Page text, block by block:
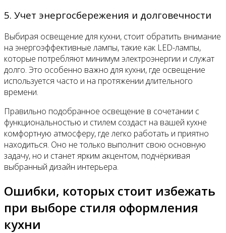
5. Учет энергосбережения и долговечности
Выбирая освещение для кухни, стоит обратить внимание
на энергоэффективные лампы, такие как LED-лампы,
которые потребляют минимум электроэнергии и служат
долго. Это особенно важно для кухни, где освещение
используется часто и на протяжении длительного
времени.
Правильно подобранное освещение в сочетании с
функциональностью и стилем создаст на вашей кухне
комфортную атмосферу, где легко работать и приятно
находиться. Оно не только выполнит свою основную
задачу, но и станет ярким акцентом, подчёркивая
выбранный дизайн интерьера.
Ошибки, которых стоит избежать
при выборе стиля оформления
кухни